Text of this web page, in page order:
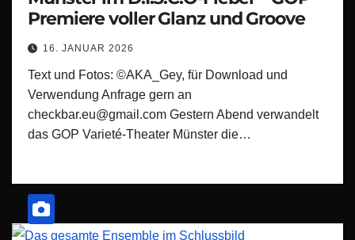
Premiere voller Glanz und Groove
16. JANUAR 2026
Text und Fotos: ©AKA_Gey, für Download und
Verwendung Anfrage gern an
checkbar.eu@gmail.com Gestern Abend verwandelt
das GOP Varieté-Theater Münster die…